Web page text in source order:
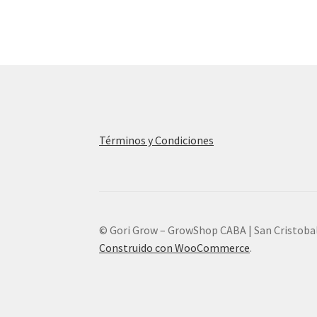
Términos y Condiciones
© Gori Grow – GrowShop CABA | San
Construido con WooCommerce.